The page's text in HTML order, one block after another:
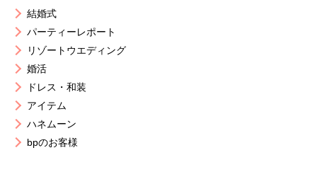
結婚式
パーティーレポート
リゾートウエディング
婚活
ドレス・和装
アイテム
ハネムーン
bpのお客様